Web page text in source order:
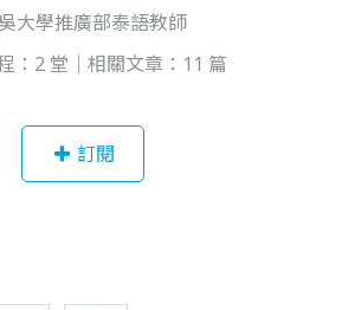
大學推廣部泰語教師
：2 堂｜相關文章：11 篇
訂閱